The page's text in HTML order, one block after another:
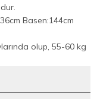
Basen:144cm
olup, 55-60 kg